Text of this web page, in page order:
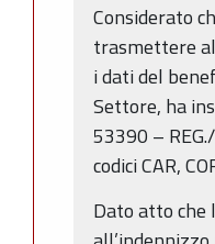
Considerato
trasmettere
i dati del
Settore, ha
53390 –
codici CAR,
Dato atto che